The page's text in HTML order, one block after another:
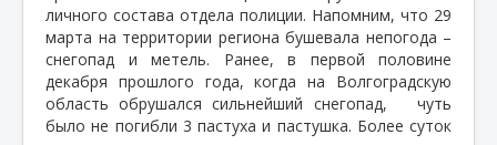
личного состава отдела полиции. Напомним, что 29
марта на территории региона бушевала непогода –
снегопад и метель. Ранее, в первой половине
декабря прошлого года, когда на Волгоградскую
область обрушался сильнейший снегопад, чуть
было не погибли 3 пастуха и пастушка. Более суток